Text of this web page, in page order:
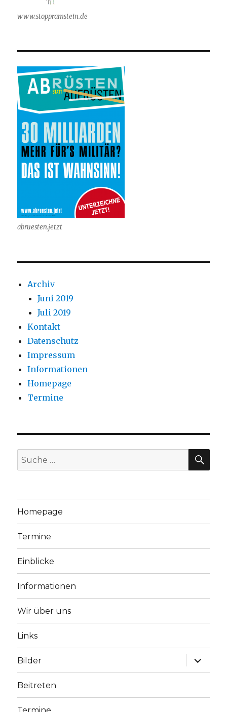
www.stoppramstein.de
abruesten.jetzt
Archiv
Juni 2019
Juli 2019
Kontakt
Datenschutz
Impressum
Informationen
Homepage
Termine
Suche
nach:
Homepage
Termine
Einblicke
Informationen
Wir über uns
Links
Bilder
Beitreten